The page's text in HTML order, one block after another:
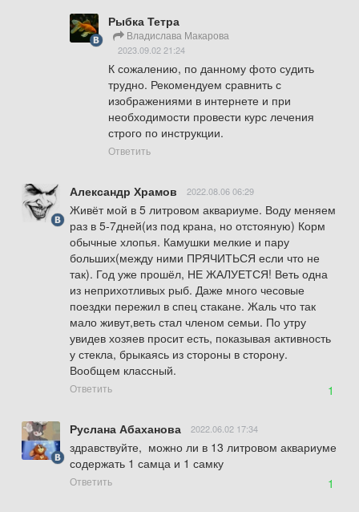
Рыбка Тетра
Владислава Макарова
2023.09.02 21:24
К сожалению, по данному фото судить
трудно. Рекомендуем сравнить с
изображениями в интернете и при
необходимости провести курс лечения
строго по инструкции.
Ответить
Александр Храмов 2022.08.06 06:29
Живёт мой в 5 литровом аквариуме. Воду меняем
раз в 5-7дней(из под крана, но отстояную) Корм
обычные хлопья. Камушки мелкие и пару
больших(между ними ПРЯЧИТЬСЯ если что не
так). Год уже прошёл, НЕ ЖАЛУЕТСЯ! Веть одна
из неприхотливых рыб. Даже много чесовые
поездки пережил в спец стакане. Жаль что так
мало живут,веть стал членом семьи. По утру
увидев хозяев просит есть, показывая активность
у стекла, брыкаясь из стороны в сторону.
Вообщем классный.
Ответить 1
Руслана Абаханова 2022.06.02 17:34
здравствуйте,  можно ли в 13 литровом аквариуме
содержать 1 самца и 1 самку
Ответить 1